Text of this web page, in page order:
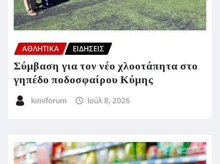
ΑΘΛΗΤΙΚΑ ΕΙΔΗΣΕΙΣ
Σύμβαση για τον νέο χλοοτάπητα στο
γηπέδο ποδοσφαίρου Κύμης
kimiforum Ιούλ 8, 2026